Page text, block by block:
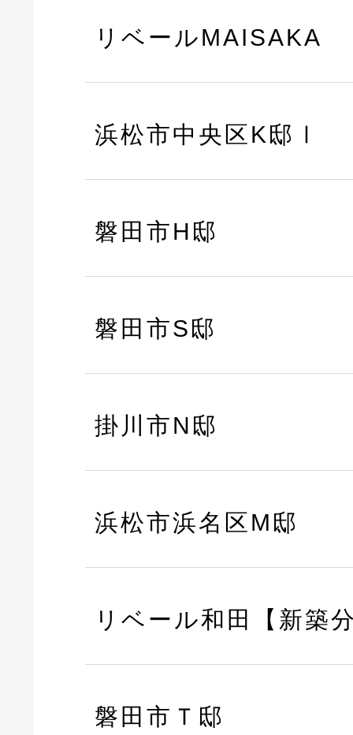
リベールMAISAKA
浜松市中央区K邸Ⅰ
磐田市H邸
磐田市S邸
掛川市N邸
浜松市浜名区M邸
リベール和田【新築
磐田市Ｔ邸